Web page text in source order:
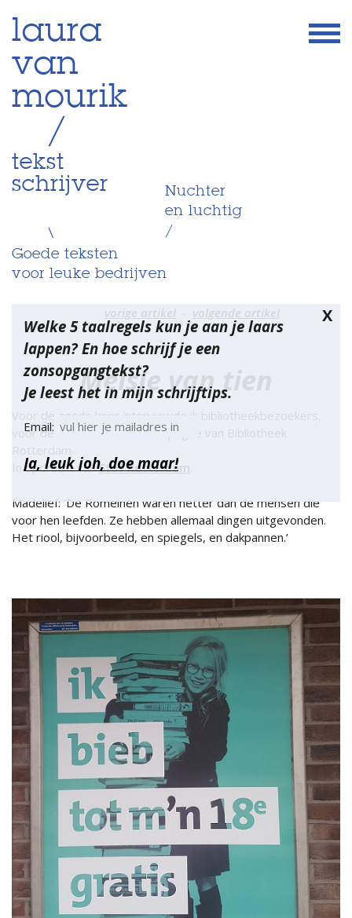
Skip
to
content
laura
van
mourik
/
tekst
schrijver
\
Nuchter
en luchtig
/
Goede teksten
voor leuke bedrijven
X
Welke 5 taalregels kun je aan je laars
lappen? En hoe schrijf je een
zonsopgangtekst?
Je leest het in mijn schrijftips.
Email:
Bericht
navigatie
vorige artikel volgende artikel
Meisje van tien
voor de ‘Ik bieb’-reclamecampagne van Bibliotheek
In opdracht vanStof Rotterdam
Madelief: ‘De Romeinen waren netter dan de mensen die
voor hen leefden. Ze hebben allemaal dingen uitgevonden.
Het riool, bijvoorbeeld, en spiegels, en dakpannen.’